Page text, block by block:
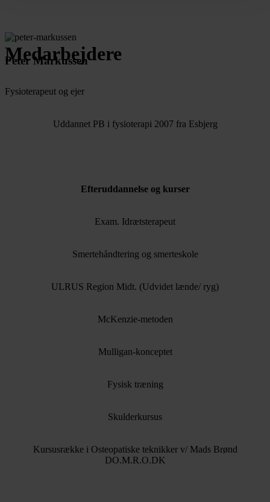
Medarbejdere
Peter Markussen
Fysioterapeut og ejer
Uddannet PB i fysioterapi 2007 fra Esbjerg
Efteruddannelse og kurser
Exam. Idrætsterapeut
Smertehåndtering og smerteskole
ULRUS Region Midt. (Udvidet lænde/ ryg)
McKenzie-metoden
Mulligan-konceptet
Fysisk træning
Skulderkursus
Kursusrække i Osteopatiske teknikker v/ Mads Brønd
DO.M.R.O.DK